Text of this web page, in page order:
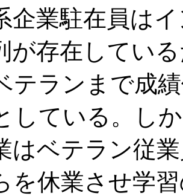
企業駐在員は
が存在してい
テランまで成
している。し
はベテラン従
を休業させ学